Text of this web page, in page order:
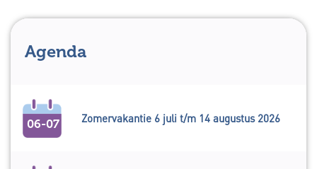
Agenda
06-07 Zomervakantie 6 juli t/m 14 augustus 2026